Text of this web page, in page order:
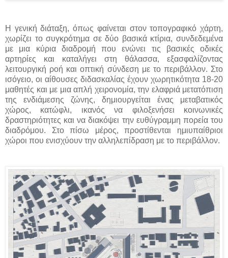
Η γενική διάταξη, όπως φαίνεται στον τοπογραφικό χάρτη,
χωρίζει το συγκρότημα σε δύο βασικά κτίρια, συνδεδεμένα
με μια κύρια διαδρομή που ενώνει τις βασικές οδικές
αρτηρίες και καταλήγει στη θάλασσα, εξασφαλίζοντας
λειτουργική ροή και οπτική σύνδεση με το περιβάλλον. Στο
ισόγειο, οι αίθουσες διδασκαλίας έχουν χωρητικότητα 18-20
μαθητές και με μια απλή χειρονομία, την ελαφριά μετατόπιση
της ενδιάμεσης ζώνης, δημιουργείται ένας μεταβατικός
χώρος, κατώφλι, ικανός να φιλοξενήσει κοινωνικές
δραστηριότητες και να διακόψει την ευθύγραμμη πορεία του
διαδρόμου. Στο πίσω μέρος, προστίθενται ημιυπαίθριοι
χώροι που ενισχύουν την αλληλεπίδραση με το περιβάλλον.